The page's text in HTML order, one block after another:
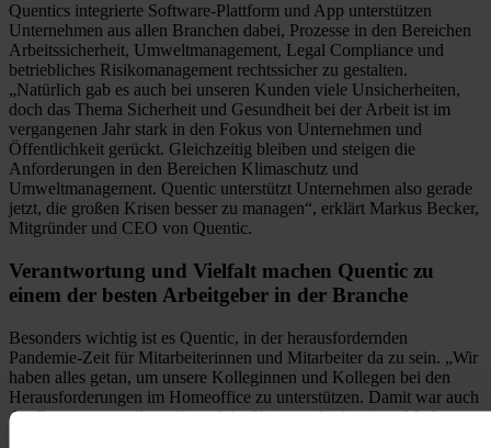
Quentics integrierte Software-Plattform und App unterstützen
Unternehmen aus allen Branchen dabei, Prozesse in den Bereichen
Arbeitssicherheit, Umweltmanagement, Legal Compliance und
betriebliches Risikomanagement rechtssicher zu gestalten.
„Natürlich gab es auch bei unseren Kunden viele Unsicherheiten,
doch das Thema Sicherheit und Gesundheit bei der Arbeit ist im
vergangenen Jahr stark in den Fokus von Unternehmen und
Öffentlichkeit gerückt. Gleichzeitig bleiben und steigen die
Anforderungen in den Bereichen Klimaschutz und
Umweltmanagement. Quentic unterstützt Unternehmen also gerade
jetzt, die großen Krisen besser zu managen“, erklärt Markus Becker,
Mitgründer und CEO von Quentic.
Verantwortung und Vielfalt machen Quentic zu
einem der besten Arbeitgeber in der Branche
Besonders wichtig ist es Quentic, in der herausfordernden
Pandemie-Zeit für Mitarbeiterinnen und Mitarbeiter da zu sein. „Wir
haben alles getan, um unsere Kolleginnen und Kollegen bei den
Herausforderungen im Homeoffice zu unterstützen. Damit war auch
das Engagement aller während der Krise groß“, bestätigt Markus